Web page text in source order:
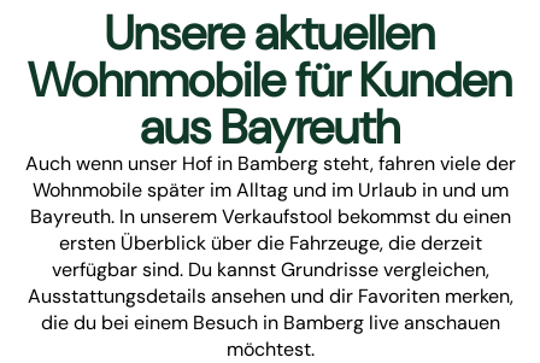
Unsere aktuellen
Wohnmobile für Kunden
aus Bayreuth
Auch wenn unser Hof in Bamberg steht, fahren viele der
Wohnmobile später im Alltag und im Urlaub in und um
Bayreuth. In unserem Verkaufstool bekommst du einen
ersten Überblick über die Fahrzeuge, die derzeit
verfügbar sind. Du kannst Grundrisse vergleichen,
Ausstattungsdetails ansehen und dir Favoriten merken,
die du bei einem Besuch in Bamberg live anschauen
möchtest.